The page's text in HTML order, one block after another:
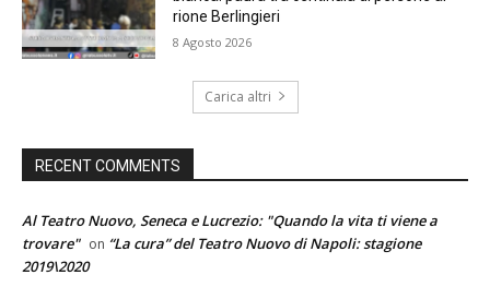
rione Berlingieri
8 Agosto 2026
Carica altri
RECENT COMMENTS
Al Teatro Nuovo, Seneca e Lucrezio: "Quando la vita ti viene a
trovare" on “La cura” del Teatro Nuovo di Napoli: stagione
2019\2020